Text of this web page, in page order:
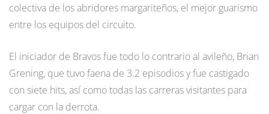
colectiva de los abridores margariteños, el mejor guarismo
entre los equipos del circuito.
El iniciador de Bravos fue todo lo contrario al avileño, Brian
Grening, que tuvo faena de 3.2 episodios y fue castigado
con siete hits, así como todas las carreras visitantes para
cargar con la derrota.